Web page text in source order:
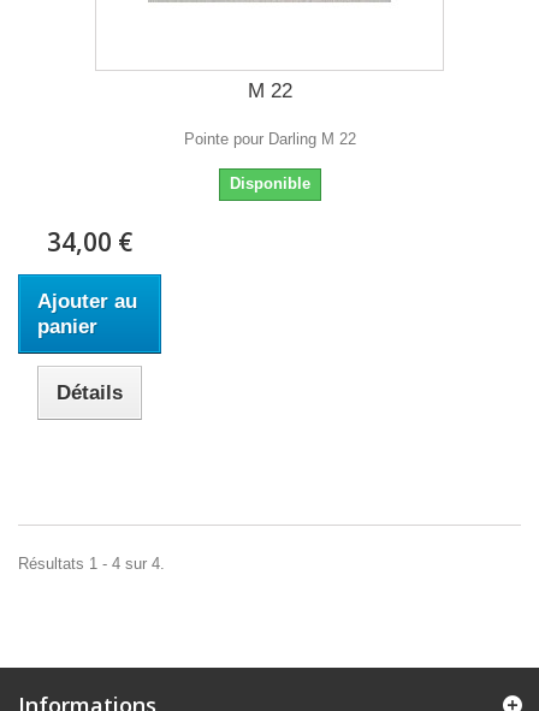
M 22
Pointe pour Darling M 22
Disponible
34,00 €
Ajouter au
panier
Détails
Résultats 1 - 4 sur 4.
Informations